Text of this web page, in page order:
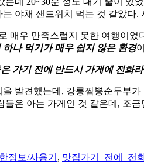
야채 샌드위치 먹는 것 같았다
매우 만족스럽지 못한 여행이
나 먹기가 매우 쉽지 않은 환경
가기 전에 반드시 가게에 전화
발견했는데, 강릉짬뽕순두부
들은 아는 가게인 것 같은데, 조
정보/사용기 , 맛집가기_전에_전